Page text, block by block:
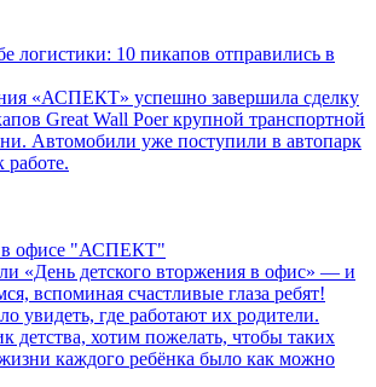
логистики: 10 пикапов отправились в
«АСПЕКТ» успешно завершила сделку
Great Wall Poer крупной транспортной
Автомобили уже поступили в автопарк
работе.
в офисе "АСПЕКТ"
«День детского вторжения в офис» — и
вспоминая счастливые глаза ребят!
увидеть, где работают их родители.
детства, хотим пожелать, чтобы таких
каждого ребёнка было как можно